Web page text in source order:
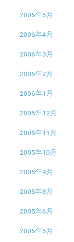
2006年5月
2006年4月
2006年3月
2006年2月
2006年1月
2005年12月
2005年11月
2005年10月
2005年9月
2005年8月
2005年6月
2005年5月